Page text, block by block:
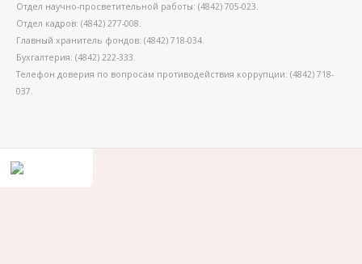
Отдел научно-просветительной работы: (4842) 705-023.
Отдел кадров: (4842) 277-008.
Главный хранитель фондов: (4842) 718-034.
Бухгалтерия: (4842) 222-333.
Телефон доверия по вопросам противодействия коррупции: (4842) 718-
037.